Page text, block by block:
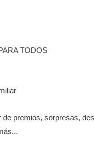
TODOS
de premios, sorpresas,